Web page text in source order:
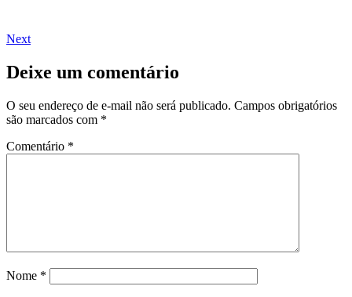
Next
Deixe um comentário
O seu endereço de e-mail não será publicado. Campos obrigatórios
são marcados com *
Comentário *
Nome *